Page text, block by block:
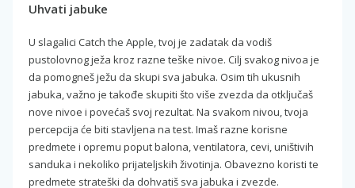
Uhvati jabuke
U slagalici Catch the Apple, tvoj je zadatak da vodiš
pustolovnog ježa kroz razne teške nivoe. Cilj svakog nivoa je
da pomogneš ježu da skupi sva jabuka. Osim tih ukusnih
jabuka, važno je takođe skupiti što više zvezda da otključaš
nove nivoe i povećaš svoj rezultat. Na svakom nivou, tvoja
percepcija će biti stavljena na test. Imaš razne korisne
predmete i opremu poput balona, ventilatora, cevi, uništivih
sanduka i nekoliko prijateljskih životinja. Obavezno koristi te
predmete strateški da dohvatiš sva jabuka i zvezde.